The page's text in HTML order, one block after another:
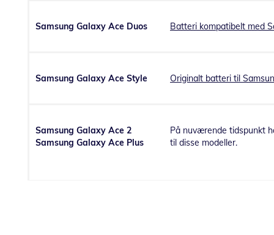
Samsung Galaxy Ace Duos Batteri kompatibelt med
Samsung Galaxy Ace Style Originalt batteri til
Samsung Galaxy Ace 2
Samsung Galaxy Ace Plus
På nuværende tidspunkt
til disse modeller.